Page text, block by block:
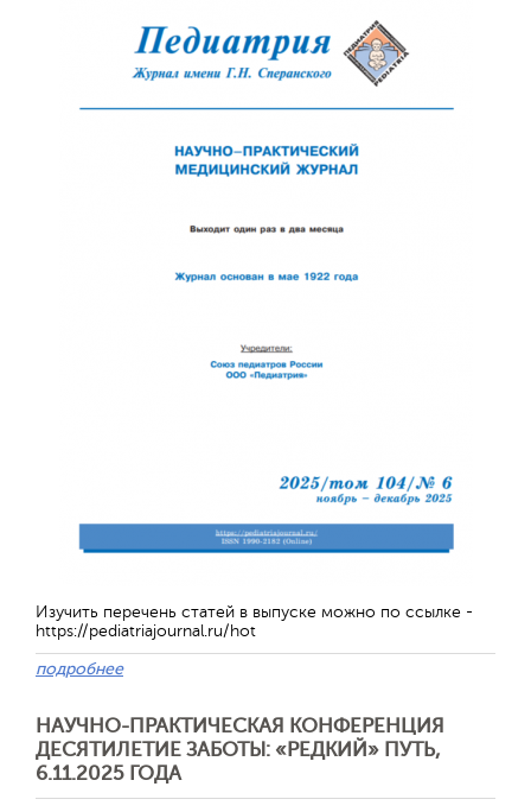
Изучить перечень статей в выпуске можно по ссылке -
https://pediatriajournal.ru/hot
подробнее
НАУЧНО-ПРАКТИЧЕСКАЯ КОНФЕРЕНЦИЯ
ДЕСЯТИЛЕТИЕ ЗАБОТЫ: «РЕДКИЙ» ПУТЬ,
6.11.2025 ГОДА